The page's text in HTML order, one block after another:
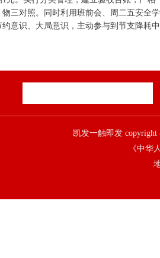
三对照。同时利用班前会、周二五安全学
意识、大局意识，主动参与到节支降耗中
凯发一触即发
《中华